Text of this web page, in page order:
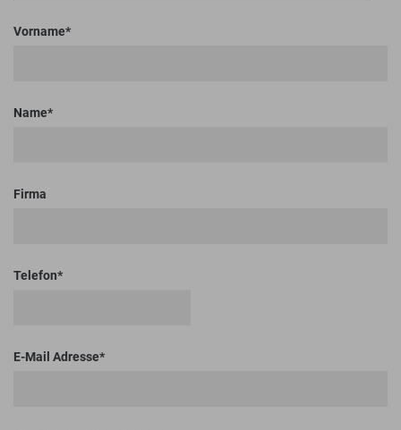
Vorname
Name
Firma
Telefon
E-Mail Adresse